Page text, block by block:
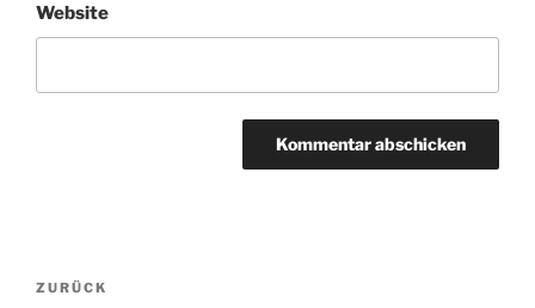
Website
Beitragsnavigation
Vorheriger
ZURÜCK